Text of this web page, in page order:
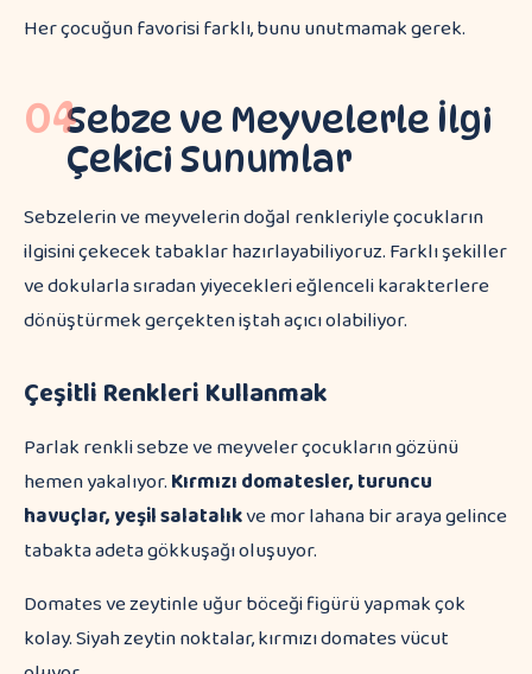
Her çocuğun favorisi farklı, bunu unutmamak gerek.
04Sebze ve Meyvelerle İlgi
Çekici Sunumlar
Sebzelerin ve meyvelerin doğal renkleriyle çocukların
ilgisini çekecek tabaklar hazırlayabiliyoruz. Farklı şekiller
ve dokularla sıradan yiyecekleri eğlenceli karakterlere
dönüştürmek gerçekten iştah açıcı olabiliyor.
Çeşitli Renkleri Kullanmak
Parlak renkli sebze ve meyveler çocukların gözünü
hemen yakalıyor.Kırmızı domatesler, turuncu
havuçlar, yeşil salatalıkve mor lahana bir araya gelince
tabakta adeta gökkuşağı oluşuyor.
Domates ve zeytinle uğur böceği figürü yapmak çok
kolay. Siyah zeytin noktalar, kırmızı domates vücut